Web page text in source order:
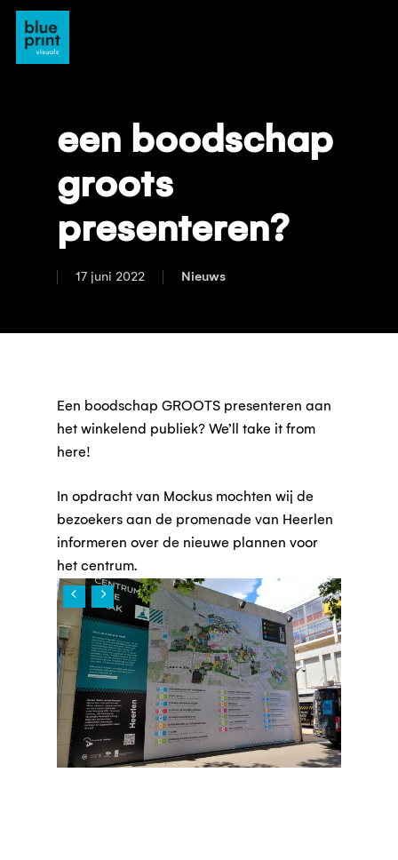
Skip
een boodschap
groots
presenteren?
17 juni 2022 Nieuws
Een boodschap GROOTS presenteren aan
het winkelend publiek? We’ll take it from
here!
In opdracht van Mockus mochten wij de
bezoekers aan de promenade van Heerlen
informeren over de nieuwe plannen voor
het centrum.